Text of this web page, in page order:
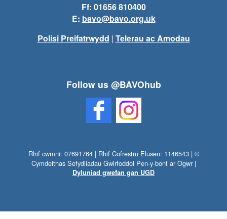
Ff: 01656 810400
E: bavo@bavo.org.uk
Polisi Preifatrwydd | Telerau ac Amodau
Follow us @BAVOhub
Rhif cwmni: 07691764 | Rhif Cofrestru Elusen: 1146543 | ©
Cymdeithas Sefydliadau Gwirfoddol Pen-y-bont ar Ogwr |
Dyluniad gwefan gan UGD